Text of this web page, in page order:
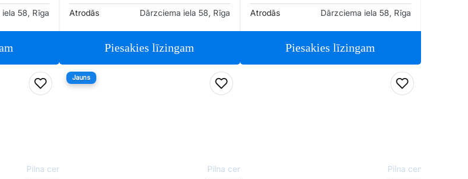
58, Rīga
Atrodās
Dārzciema iela 58, Rīga
Piesakies līzingam
Atrodās
Dārzciema iela 58, Rīga
Piesakies līzingam
Pievienot favorītiem
Pilna cena
Pievienot favorītiem
Jauns
Pilna cena
Pievienot
Pilna cena